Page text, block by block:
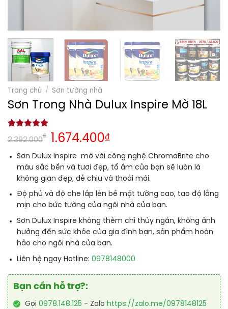
Trang chủ / Sơn tường nhà
Sơn Trong Nhà Dulux Inspire Mờ 18L
5.00 trên 5
dựa trên
1
2.392.000
₫ 1.674.400₫
Sơn Dulux Inspire mờ với công nghệ ChromaBrite cho
màu sắc bền và tươi đẹp, tổ ấm của bạn sẽ luôn là
không gian đẹp, dễ chịu và thoải mái.
Độ phủ và độ che lấp lên bề mặt tường cao, tạo độ lắng
mịn cho bức tường của ngôi nhà của bạn.
Sơn Dulux Inspire không thêm chì thủy ngân, không ảnh
hưởng đến sức khỏe của gia đình bạn, sản phẩm hoàn
hảo cho ngôi nhà của bạn.
Liên hệ ngay Hotline:0978148000
Bạn cần hỗ trợ?:
Gọi 0978.148.125 - Zalo https://zalo.me/0978148125